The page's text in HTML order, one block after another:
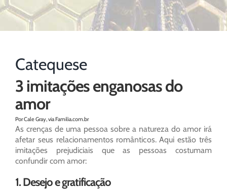
Catequese
3 imitações enganosas do
amor
Por Cale Gray, via Familia.com.br
As crenças de uma pessoa sobre a natureza do amor irá
afetar seus relacionamentos românticos. Aqui estão três
imitações prejudiciais que as pessoas costumam
confundir com amor:
1. Desejo e gratificação